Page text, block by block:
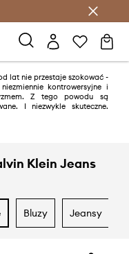
>
lat nie przestaje szokować -
kontrowersyjne i
Z tego powodu są
I niezwykle skuteczne.
Klein Jeans
bluzy jeansy